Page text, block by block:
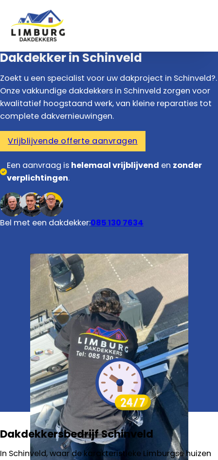
Dakdekker in Schinveld
Zoekt u een specialist voor uw dakproject in Schinveld?.
Onze vakkundige dakdekkers in Schinveld zorgen voor
kwalitatief hoogstaand werk, van kleine reparaties tot
complete dakvernieuwingen.
Vrijblijvende offerte aanvragen
Een aanvraag is helemaal vrijblijvend en zonder
verplichtingen.
Bel met een dakdekker:085 130 7634
Dakdekkersbedrijf Schinveld
In Schinveld, waar de karakteristieke Limburgse huizen